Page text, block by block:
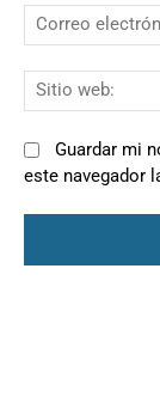
Guardar mi
este navegador